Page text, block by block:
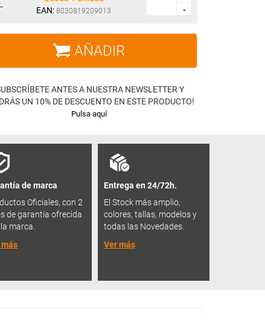
EAN: 8030819209013
-
-
AÑADIR
ANTES A NUESTRA NEWSLETTER Y
UN 10% DE DESCUENTO EN ESTE PRODUCTO!
Pulsa aquí
de marca
Oficiales, con 2
de garantía ofrecida
marca.
Entrega en 24/72h.
El Stock más amplio,
colores, tallas, modelos y
todas las Novedades.
Ver más